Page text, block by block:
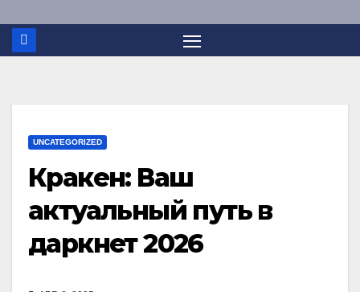
UNCATEGORIZED
Кракен: Ваш
актуальный путь в
даркнет 2026